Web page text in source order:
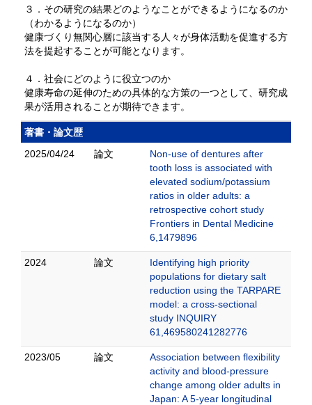
３．その研究の結果どのようなことができるようになるのか
（わかるようになるのか）
健康づくり無関心層に該当する人々が身体活動を促進する方
法を提起することが可能となります。
４．社会にどのように役立つのか
健康寿命の延伸のための具体的な方策の一つとして、研究成
果が活用されることが期待できます。
著書・論文歴
2025/04/24
論文
Non-use of dentures after
tooth loss is associated with
elevated sodium/potassium
ratios in older adults: a
retrospective cohort study
Frontiers in Dental Medicine
6,1479896
2024 論文
Identifying high priority
populations for dietary salt
reduction using the TARPARE
model: a cross-sectional
study INQUIRY
61,469580241282776
2023/05 論文
Association between flexibility
activity and blood-pressure
change among older adults in
Japan: A 5-year longitudinal